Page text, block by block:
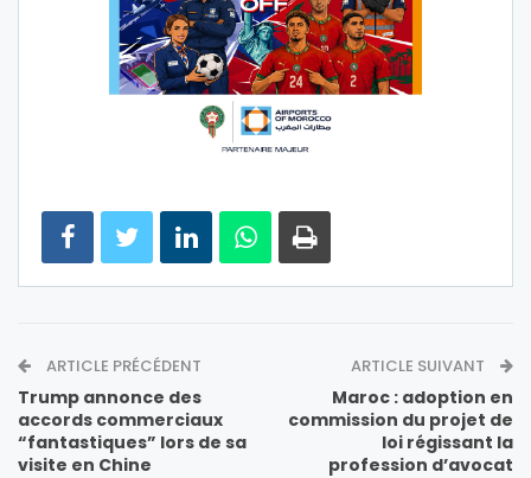
ARTICLE PRÉCÉDENT
Trump annonce des
accords commerciaux
“fantastiques” lors de sa
visite en Chine
ARTICLE SUIVANT
Maroc : adoption en
commission du projet de
loi régissant la
profession d’avocat